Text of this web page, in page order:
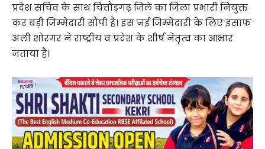
प्रदेश सचिव के साथ चित्तौड़गढ़ जिले का जिला प्रभारी नियुक्त
कर बड़ी जिम्मेदारी सौंपी है। इस नई जिम्मेदारी के लिए इंसाफ
अली शोरगर ने राष्ट्रीय व प्रदेश के शीर्ष नेतृत्व का आभार
जताया है।